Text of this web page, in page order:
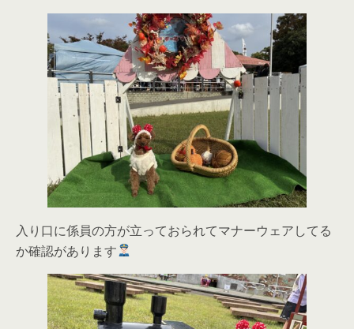
入り口に係員の方が立っておられてマナーウェアしてる
か確認があります